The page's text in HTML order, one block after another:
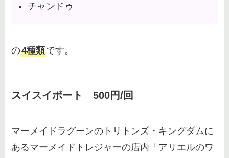
チャンドゥ
の4種類です。
スイスイボート 500円/回
マーメイドラグーンのトリトンズ・キングダムに
あるマーメイドトレジャーの店内「アリエルのワ